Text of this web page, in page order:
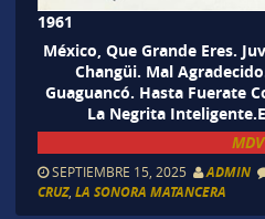
1961
México, Que Grande Eres.
Changüi. Mal
Guaguancó. Hasta Fuerate
La Negrita
MDV
SEPTIEMBRE 15, 2025 ADMIN
CRUZ, LA SONORA MATANCERA